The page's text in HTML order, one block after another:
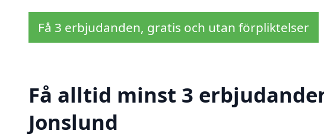
Få 3 erbjudanden, gratis och utan förpliktelser
Få alltid minst 3
Jonslund